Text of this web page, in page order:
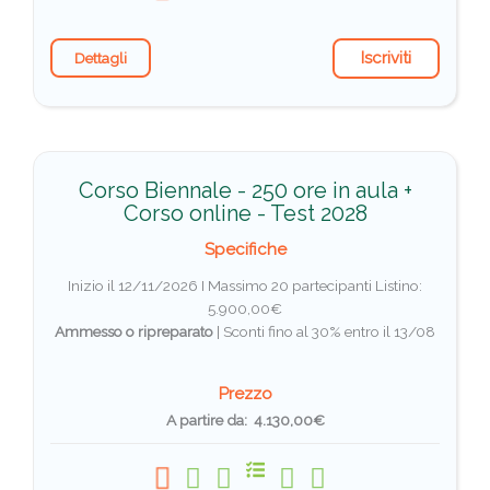
Dettagli Iscriviti
Corso Biennale - 250 ore in aula +
Corso online - Test 2028
Specifiche
Inizio il 12/11/2026 I Massimo 20 partecipanti Listino:
5.900,00€
Ammesso o ripreparato | Sconti fino al 30% entro il 13/08
Prezzo
A partire da: 4.130,00€